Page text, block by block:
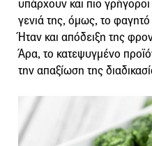
υπάρχουν και πιο
γενιά της, όμως, το
Ήταν και απόδειξη της
Άρα, το κατεψυγμένο
την απαξίωση της